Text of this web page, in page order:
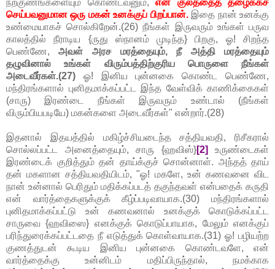
செய்பவனுமான ஒரு மகன் உனக்குப் பிறப்பான்.இதை நான் உனக்கு
உண்மையாகச் சொல்கிறேன்.(26) நீங்கள் இருவரும் உங்கள் பருவ
காலத்தில் நீராடிய {ருது ஸ்நானம் முடிந்த} பிறகு, ஓ! சிறந்த
பெண்ணே,அவள் அரச மரத்தையும், நீ அத்தி மரத்தையும்
தழுவினால் உங்கள் விரும்பத்திற்குரிய பொருளை நீங்கள்
அடைவீர்கள்.(27) ஓ! இனிய புன்னகை கொண்ட பெண்ணே,
மந்திரங்களால் புனிதமாக்கப்பட்ட இந்த வேள்விக் காணிக்கைகள்
(சாரு) இரண்டை நீங்கள் இருவரும் உண்டால் (நீங்கள்
விரும்பியபடியே) மகன்களை அடைவீர்கள்" என்றார்.(28)
இதனால் இதயத்தில் மகிழ்ச்சியடைந்த சத்தியவதி, ரிசீகரால்
சொல்லப்பட்ட அனைத்தையும், சாரு {ஹவிஸ்}[2] உருண்டைகள்
இரண்டைக் குறித்தும் தன் தாய்க்குச் சொன்னாள். அந்தத் தாய்
தன் மகளான சத்தியவதியிடம், "ஓ! மகளே, உன் கணவனை விட
நான் உன்னால் பெரிதும் மதிக்கப்படத் தகுந்தவள் என்பதைக் கருதி
என் வார்த்தைகளுக்குக் கீழ்ப்படிவாயாக.(30) மந்திரங்களால்
புனிதமாக்கப்பட்டு உன் கணவனால் உனக்குக் கொடுக்கப்பட்ட
சாருவை {ஹவிஸை} எனக்குக் கொடுப்பாயாக, மேலும் எனக்குப்
பரிந்துரைக்கப்பட்டதை நீ எடுத்துக் கொள்வாயாக.(31) ஓ! பழியற்ற
குணத்துடன் கூடிய இனிய புன்னகை கொண்டவளே, என்
வார்த்தைக்கு உன்னிடம் மதிப்பிருந்தால், நமக்காக